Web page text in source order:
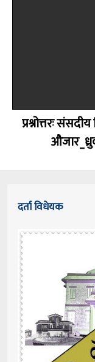
प्रश्नोत्तरः
दर्ता विधेयक